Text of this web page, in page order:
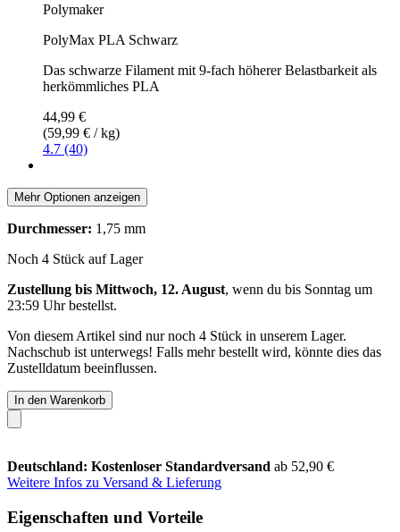
Polymaker
PolyMax PLA Schwarz
Das schwarze Filament mit 9-fach höherer Belastbarkeit als
herkömmliches PLA
44,99 €
(59,99 € / kg)
4.7 (40)
Mehr Optionen anzeigen
Durchmesser: 1,75 mm
Noch 4 Stück auf Lager
Zustellung bis Mittwoch, 12. August, wenn du bis Sonntag um
23:59 Uhrbestellst.
Von diesem Artikel sind nur noch 4 Stück in unserem Lager.
Nachschub ist unterwegs! Falls mehr bestellt wird, könnte dies das
Zustelldatum beeinflussen.
In den Warenkorb
Deutschland: Kostenloser Standardversand ab 52,90 €
Weitere Infos zu Versand & Lieferung
Eigenschaften und Vorteile